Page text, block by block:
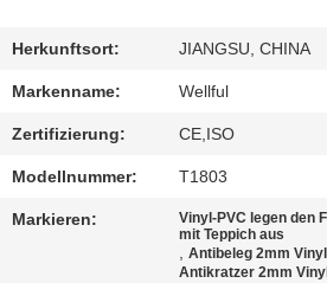
NACHRICHTEN
EIN
Herkunftsort: JIANGSU, CHINA
Markenname: Wellful
Zertifizierung: CE,ISO
Modellnummer: T1803
Markieren:
Vinyl-PVC legen den
mit Teppich aus
,Antibeleg 2mm
Antikratzer 2mm